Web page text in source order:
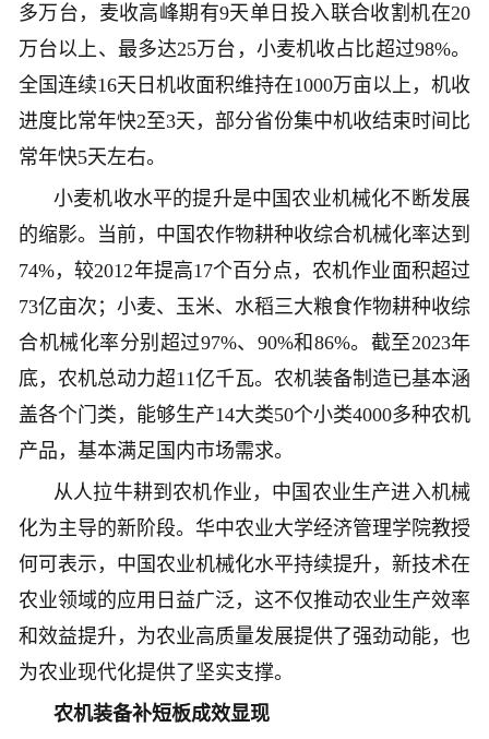
多万台，麦收高峰期有9天单日投入联合收割机在20
万台以上、最多达25万台，小麦机收占比超过98%。
全国连续16天日机收面积维持在1000万亩以上，机收
进度比常年快2至3天，部分省份集中机收结束时间比
常年快5天左右。
小麦机收水平的提升是中国农业机械化不断发展
的缩影。当前，中国农作物耕种收综合机械化率达到
74%，较2012年提高17个百分点，农机作业面积超过
73亿亩次；小麦、玉米、水稻三大粮食作物耕种收综
合机械化率分别超过97%、90%和86%。截至2023年
底，农机总动力超11亿千瓦。农机装备制造已基本涵
盖各个门类，能够生产14大类50个小类4000多种农机
产品，基本满足国内市场需求。
从人拉牛耕到农机作业，中国农业生产进入机械
化为主导的新阶段。华中农业大学经济管理学院教授
何可表示，中国农业机械化水平持续提升，新技术在
农业领域的应用日益广泛，这不仅推动农业生产效率
和效益提升，为农业高质量发展提供了强劲动能，也
为农业现代化提供了坚实支撑。
农机装备补短板成效显现